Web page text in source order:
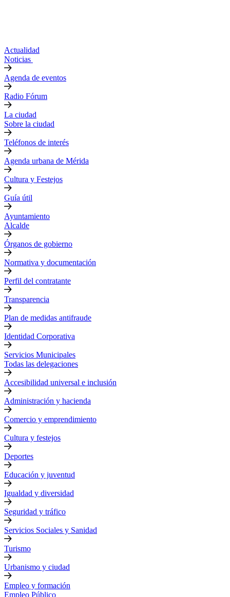
Actualidad
Noticias
Agenda de eventos
Radio Fórum
La ciudad
Sobre la ciudad
Teléfonos de interés
Agenda urbana de Mérida
Cultura y Festejos
Guía útil
Ayuntamiento
Alcalde
Órganos de gobierno
Normativa y documentación
Perfil del contratante
Transparencia
Plan de medidas antifraude
Identidad Corporativa
Servicios Municipales
Todas las delegaciones
Accesibilidad universal e inclusión
Administración y hacienda
Comercio y emprendimiento
Cultura y festejos
Deportes
Educación y juventud
Igualdad y diversidad
Seguridad y tráfico
Servicios Sociales y Sanidad
Turismo
Urbanismo y ciudad
Empleo y formación
Empleo Público